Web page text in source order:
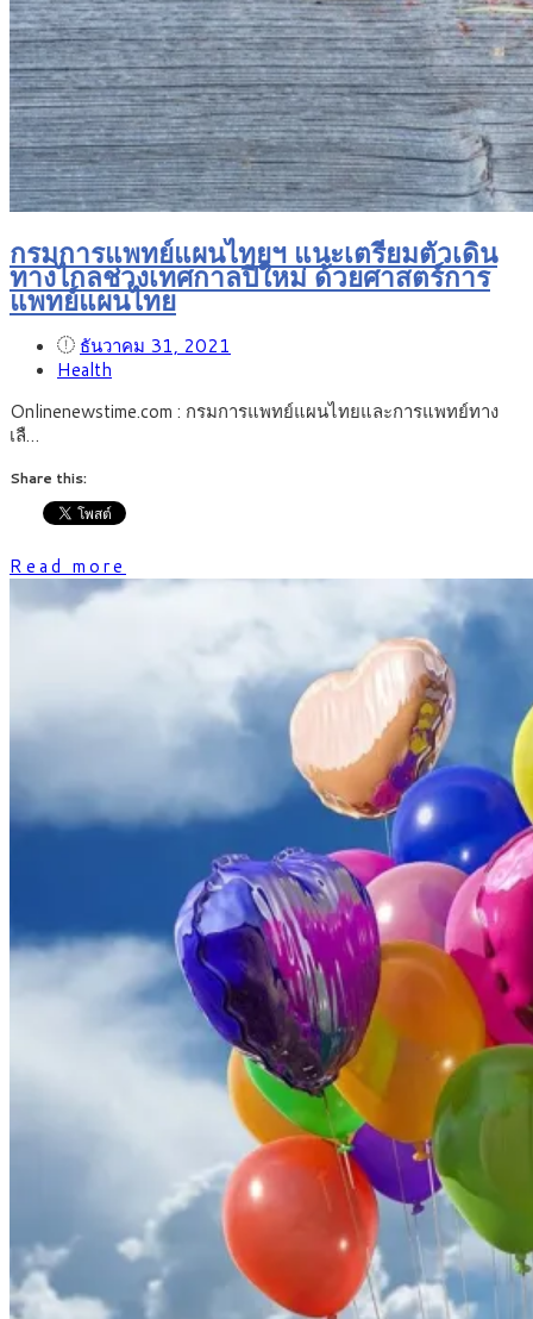
กรมการแพทย์แผนไทยฯ แนะเตรียมตัวเดิน
ทางไกลช่วงเทศกาลปีใหม่ ด้วยศาสตร์การ
แพทย์แผนไทย
ธันวาคม 31, 2021
Health
Onlinenewstime.com : กรมการแพทย์แผนไทยและการแพทย์ทาง
เลื…
Share this:
Read more